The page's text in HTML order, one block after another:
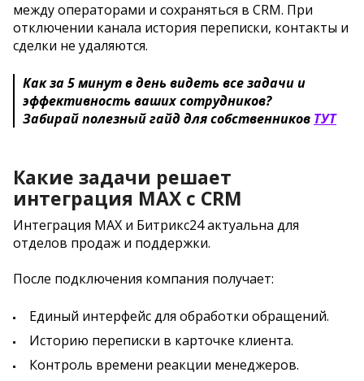
между операторами и сохраняться в CRM. При
отключении канала история переписки, контакты и
сделки не удаляются.
Как за 5 минут в день видеть все задачи и
эффективность ваших сотрудников?
Забирай полезный гайд для собственников ТУТ
Какие задачи решает
интеграция MAX с CRM
Интеграция MAX и Битрикс24 актуальна для
отделов продаж и поддержки.
После подключения компания получает:
Единый интерфейс для обработки обращений.
Историю переписки в карточке клиента.
Контроль времени реакции менеджеров.